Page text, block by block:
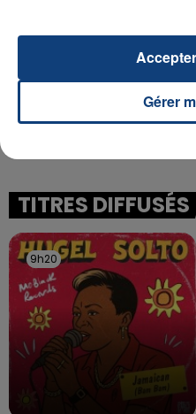
20 juillet 2026
UNE ADOLESCENTE
OPÉRER DE LA
excuses.
TITRES DIFFUSÉS
9h20
9h20
Gérer